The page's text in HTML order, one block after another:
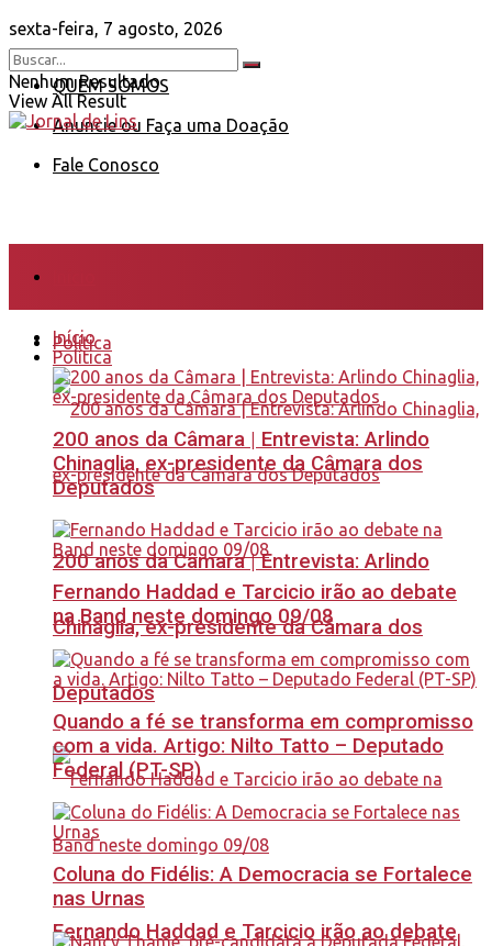
sexta-feira, 7 agosto, 2026
QUEM SOMOS
Anuncie ou Faça uma Doação
Fale Conosco
Nenhum Resultado
View All Result
Política
200 anos da Câmara | Entrevista: Arlindo
Chinaglia, ex-presidente da Câmara dos
Deputados
Fernando Haddad e Tarcicio irão ao debate
Início
Política
200 anos da Câmara | Entrevista: Arlindo
Chinaglia, ex-presidente da Câmara dos
Deputados
Fernando Haddad e Tarcicio irão ao debate
na Band neste domingo 09/08
Quando a fé se transforma em compromisso
com a vida. Artigo: Nilto Tatto – Deputado
Federal (PT-SP)
Coluna do Fidélis: A Democracia se Fortalece
nas Urnas